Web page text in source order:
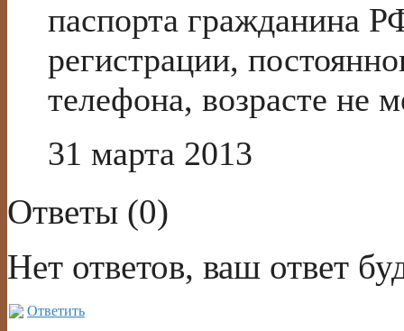
паспорта гражданина
регистрации,
телефона, возрасте не
31 марта 2013
Ответы (0)
Нет ответов, ваш ответ
Ответить